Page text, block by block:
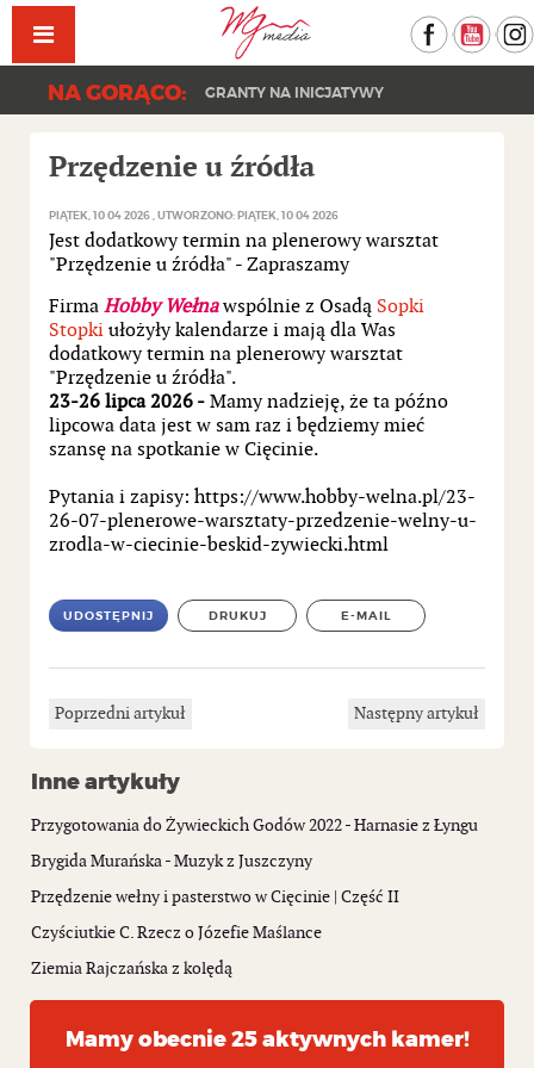
Facebook
NA GORĄCO: GRANTY NA INICJATYWY
Przędzenie u źródła
PIĄTEK, 10 04 2026 UTWORZONO: PIĄTEK, 10 04 2026
Jest dodatkowy termin na plenerowy warsztat
"Przędzenie u źródła" - Zapraszamy
Firma Hobby Wełnawspólnie z Osadą Sopki
Stopki ułożyły kalendarze i mają dla Was
dodatkowy termin na plenerowy warsztat
"Przędzenie u źródła".
23-26 lipca 2026 - Mamy nadzieję, że ta późno
lipcowa data jest w sam raz i będziemy mieć
szansę na spotkanie w Cięcinie.
Pytania i zapisy: https://www.hobby-welna.pl/23-
26-07-plenerowe-warsztaty-przedzenie-welny-u-
zrodla-w-ciecinie-beskid-zywiecki.html
UDOSTĘPNIJ DRUKUJ E-MAIL
Poprzedni artykuł Następny artykuł
Inne artykuły
Przygotowania do Żywieckich Godów 2022 - Harnasie z Łyngu
Brygida Murańska - Muzyk z Juszczyny
Przędzenie wełny i pasterstwo w Cięcinie | Część II
Czyściutkie C. Rzecz o Józefie Maślance
Ziemia Rajczańska z kolędą
Mamy obecnie 25 aktywnych kamer!